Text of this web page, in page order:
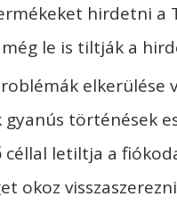
hirdetni a
le is tiltják a
elkerülése
gyanús történések
céllal letiltja a
okoz